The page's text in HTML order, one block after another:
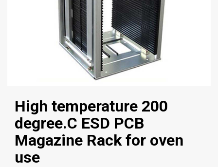
High temperature 200
degree.C ESD PCB
Magazine Rack for oven
use